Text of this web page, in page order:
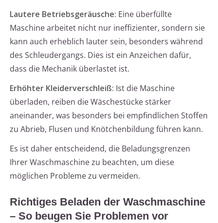
Lautere Betriebsgeräusche: Eine überfüllte
Maschine arbeitet nicht nur ineffizienter, sondern sie
kann auch erheblich lauter sein, besonders während
des Schleudergangs. Dies ist ein Anzeichen dafür,
dass die Mechanik überlastet ist.
Erhöhter Kleiderverschleiß: Ist die Maschine
überladen, reiben die Wäschestücke stärker
aneinander, was besonders bei empfindlichen Stoffen
zu Abrieb, Flusen und Knötchenbildung führen kann.
Es ist daher entscheidend, die Beladungsgrenzen
Ihrer Waschmaschine zu beachten, um diese
möglichen Probleme zu vermeiden.
Richtiges Beladen der Waschmaschine
– So beugen Sie Problemen vor